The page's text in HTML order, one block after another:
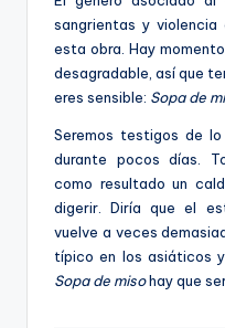
sangrientas y
esta obra. Hay
desagradable, así que
eres sensible: Sopa de
Seremos testigos de
durante pocos días.
como resultado un
digerir. Diría que el
vuelve a veces
típico en los asiáticos
Sopa de misohay que